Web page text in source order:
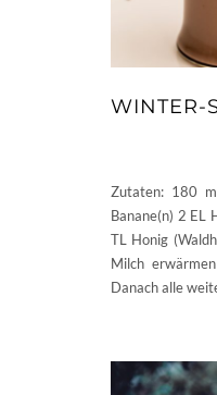
WINTER-
Zutaten: 180
Banane(n) 2 EL
TL Honig
Milch
Danach alle